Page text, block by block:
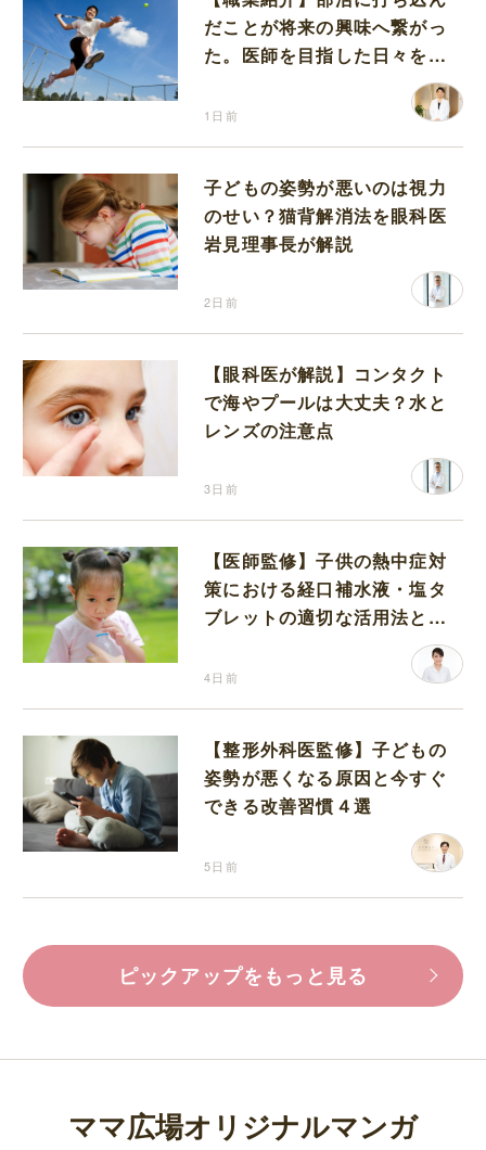
だことが将来の興味へ繋がっ
た。医師を目指した日々を振
1日前
子どもの姿勢が悪いのは視力
のせい？猫背解消法を眼科医
岩見理事長が解説
2日前
【眼科医が解説】コンタクト
で海やプールは大丈夫？水と
レンズの注意点
3日前
【医師監修】子供の熱中症対
策における経口補水液・塩タ
ブレットの適切な活用法と水
4日前
【整形外科医監修】子どもの
姿勢が悪くなる原因と今すぐ
できる改善習慣４選
5日前
ピックアップをもっと見る
ママ広場オリジナルマンガ